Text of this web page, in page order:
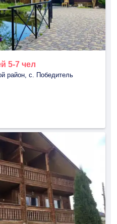
5-7 чел
район, с. Победитель